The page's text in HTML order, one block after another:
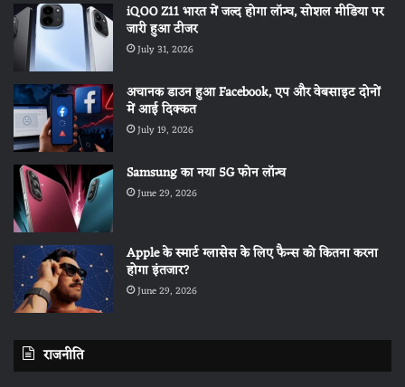
iQOO Z11 भारत में जल्द होगा लॉन्च, सोशल मीडिया पर
जारी हुआ टीजर
July 31, 2026
अचानक डाउन हुआ Facebook, एप और वेबसाइट दोनों
में आई दिक्कत
July 19, 2026
Samsung का नया 5G फोन लॉन्च
June 29, 2026
Apple के स्मार्ट ग्लासेस के लिए फैन्स को कितना करना
होगा इंतजार?
June 29, 2026
राजनीति